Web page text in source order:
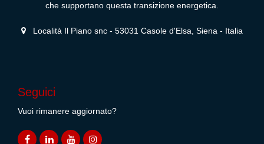
che supportano questa transizione energetica.
Località Il Piano snc - 53031 Casole d'Elsa, Siena - Italia
Seguici
Vuoi rimanere aggiornato?